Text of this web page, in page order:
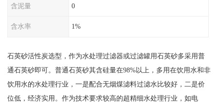
含泥量 0
含水率 1%
石英砂活性炭选型，作为水处理过滤器或过滤罐用石英砂多采用普
通石英砂即可。普通石英砂其含硅量在98%以上，多用在饮用水和非
饮用水的水处理行业，一是配合无烟煤滤料过滤水比较好，二是价
位低，经济实用。作为技术要求较高的超精细水处理行业，如电